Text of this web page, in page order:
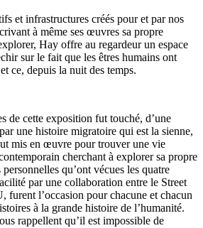
et infrastructures créés pour et par nos
à même ses œuvres sa propre
Hay offre au regardeur un espace
sur le fait que les êtres humains ont
ce, depuis la nuit des temps.
de cette exposition fut touché, d’une
une histoire migratoire qui est la sienne,
mis en œuvre pour trouver une vie
cherchant à explorer sa propre
qu’ont vécues les quatre
par une collaboration entre le Street
l’occasion pour chacune et chacun
à la grande histoire de l’humanité.
rappellent qu’il est impossible de